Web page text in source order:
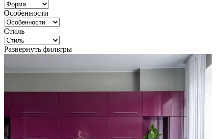
Особенности
Стиль
Развернуть фильтры